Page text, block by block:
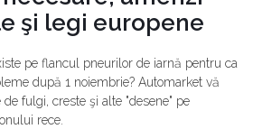
şi legi europene
pe flancul pneurilor de iarnă pentru ca
după 1 noiembrie? Automarket vă
fulgi, creste şi alte "desene" pe
rece.